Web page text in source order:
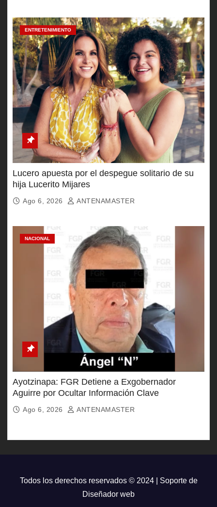
ENTRETENIMIENTO
Lucero apuesta por el despegue solitario de su
hija Lucerito Mijares
Ago 6, 2026 ANTENAMASTER
NACIONAL
Ayotzinapa: FGR Detiene a Exgobernador
Aguirre por Ocultar Información Clave
Ago 6, 2026 ANTENAMASTER
Todos los derechos reservados © 2024 | Soporte de
Diseñador web